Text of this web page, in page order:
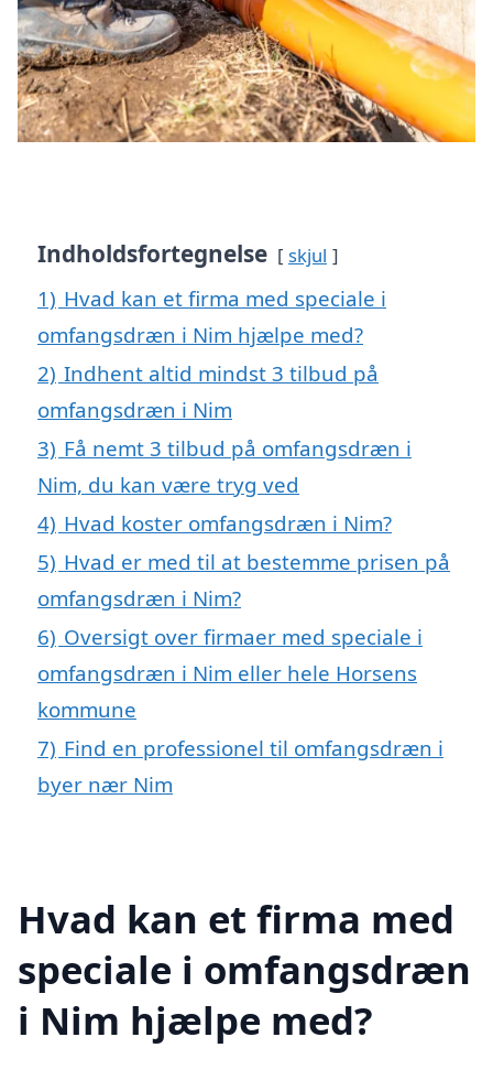
Indholdsfortegnelse skjul
1) Hvad kan et firma med speciale i
omfangsdræn i Nim hjælpe med?
2) Indhent altid mindst 3 tilbud på
omfangsdræn i Nim
3) Få nemt 3 tilbud på omfangsdræn i
Nim, du kan være tryg ved
4) Hvad koster omfangsdræn i Nim?
5) Hvad er med til at bestemme prisen på
omfangsdræn i Nim?
6) Oversigt over firmaer med speciale i
omfangsdræn i Nim eller hele Horsens
kommune
7) Find en professionel til omfangsdræn i
byer nær Nim
Hvad kan et firma med
speciale i omfangsdræn
i Nim hjælpe med?